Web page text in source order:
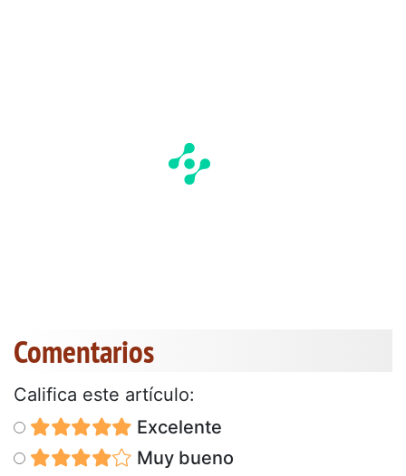
Comentarios
Califica este artículo:
Excelente
Muy bueno